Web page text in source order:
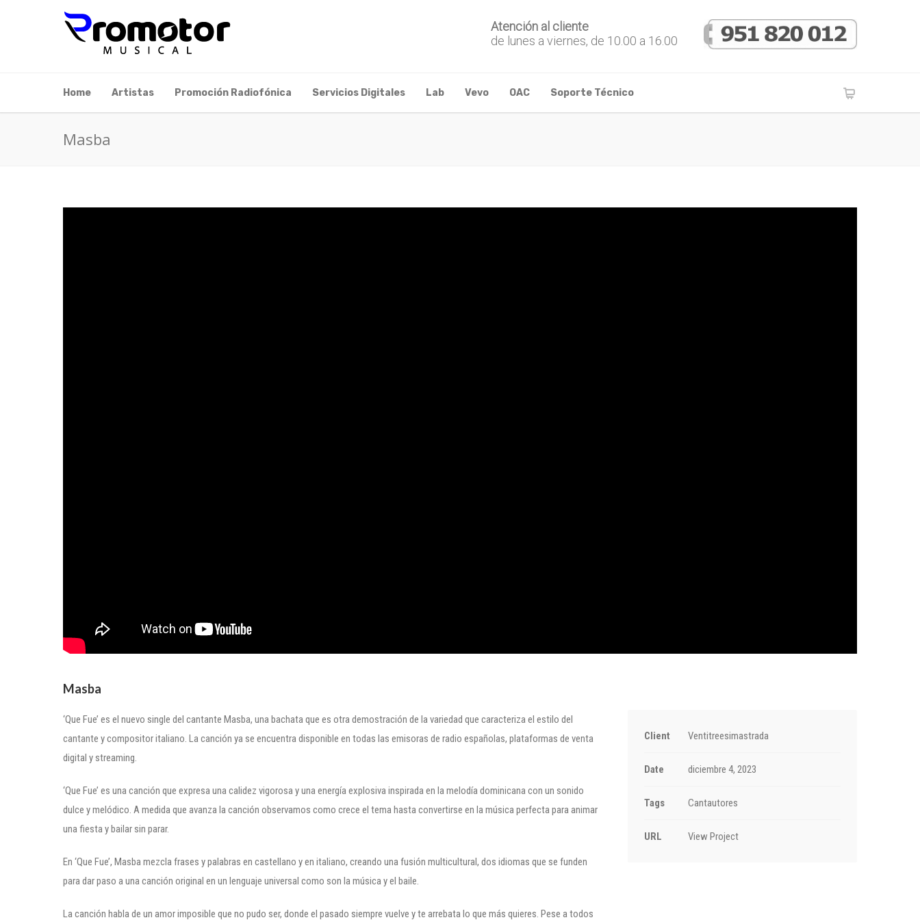
Atención al cliente
de lunes a viernes, de 10.00 a 16.00
Home Artistas Promoción Radiofónica Servicios Digitales Lab Vevo OAC Soporte Técnico
Masba
Masba
‘Que Fue’ es el nuevo single del cantante Masba, una bachata que es otra demostración de la variedad que caracteriza el estilo del
cantante y compositor italiano. La canción ya se encuentra disponible en todas las emisoras de radio españolas, plataformas de venta
digital y streaming.
‘Que Fue’ es una canción que expresa una calidez vigorosa y una energía explosiva inspirada en la melodía dominicana con un sonido
dulce y melódico. A medida que avanza la canción observamos como crece el tema hasta convertirse en la música perfecta para animar
una fiesta y bailar sin parar.
En ‘Que Fue’, Masba mezcla frases y palabras en castellano y en italiano, creando una fusión multicultural, dos idiomas que se funden
para dar paso a una canción original en un lenguaje universal como son la música y el baile.
La canción habla de un amor imposible que no pudo ser, donde el pasado siempre vuelve y te arrebata lo que más quieres. Pese a todos
Client Ventitreesimastrada
Date diciembre 4, 2023
Tags Cantautores
URL View Project